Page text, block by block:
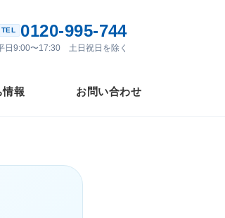
0120-995-744
日9:00〜17:30 土日祝日を除く
情報 お問い合わせ